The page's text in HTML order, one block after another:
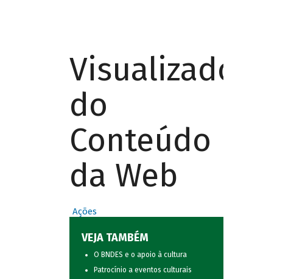
Visualizador
do
Conteúdo
da Web
Ações
VEJA TAMBÉM
O BNDES e o apoio à cultura
Patrocínio a eventos culturais